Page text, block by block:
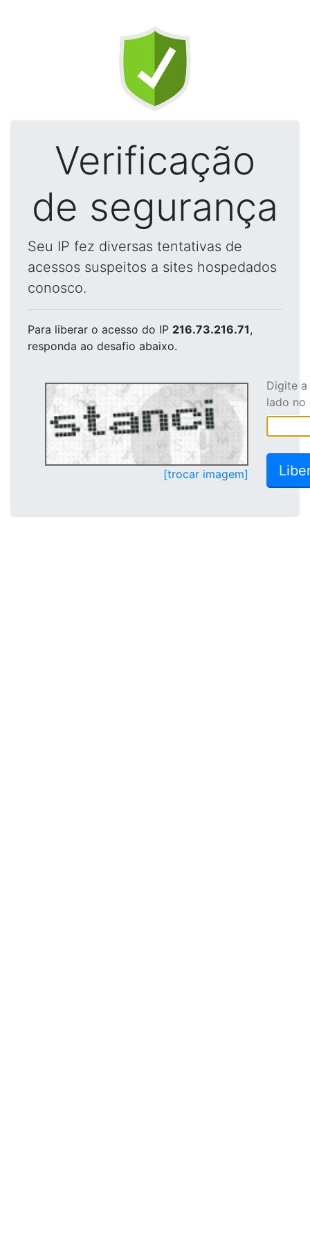
Verificação
de segurança
Seu IP fez diversas tentativas de
acessos suspeitos a sites hospedados
conosco.
Para liberar o acesso do IP 216.73.216.71,
responda ao desafio abaixo.
[trocar imagem]
Digite
lado no